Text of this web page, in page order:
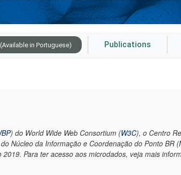
(Available in Portuguese) Publications
) do World Wide Web Consortium (W3C), o Centro
Núcleo da Informação e Coordenação do Ponto BR (
Para ter acesso aos microdados, veja mais